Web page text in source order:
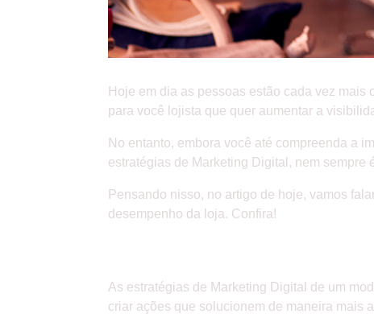
Hoje em dia as pessoas estão cada vez mais
para você lojista que quer aumentar a
No entanto, embora você até compreenda a
estratégias de Marketing Digital, nem
Pensando nisso, no artigo de hoje, vamos
desempenho da loja. Confira!
As estratégias de Marketing Digital de um
criar ações que solucionem de maneira mais